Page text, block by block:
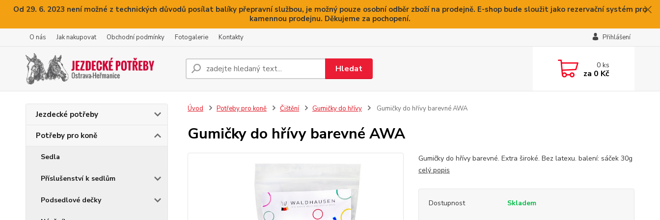
Od 29. 6. 2023 není možné z technických důvodů posílat balíky přepravní službou, je možný pouze osobní odběr zboží na prodejně. E-shop bude sloužit jako rezervační systém pro
kamennou prodejnu. Děkujeme za pochopení.
O nás Jak nakupovat Obchodní podmínky Fotogalerie Kontakty Přihlášení
Hledat 0ks
za 0 Kč
Jezdecké potřeby
Potřeby pro koně
Sedla
Příslušenství k sedlům
Podsedlové dečky
Úvod Potřeby pro koně Čištění Gumičky do hřívy Gumičky do hřívy barevné AWA
Gumičky do hřívy barevné AWA
Gumičky do hřívy barevné. Extra široké. Bez latexu. balení: sáček 30g
celý popis
Dostupnost Skladem